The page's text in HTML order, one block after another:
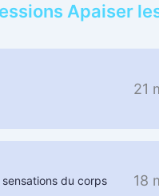
Apaiser
21
du corps
18